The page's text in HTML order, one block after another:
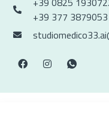
+39 377 3879053